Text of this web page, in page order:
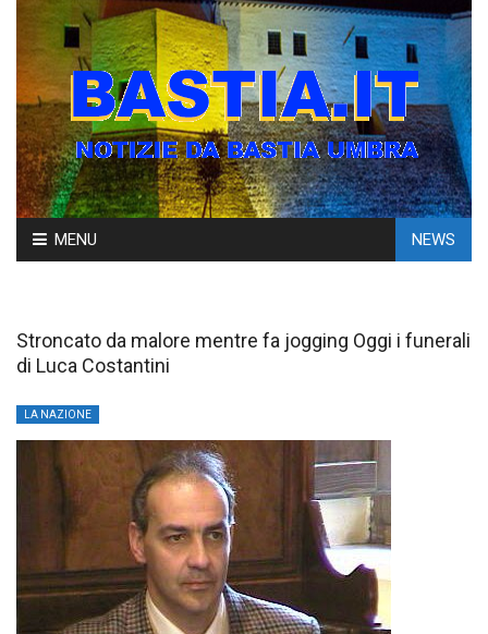
Skip
to
MENU NEWS
Stroncato da malore mentre fa jogging Oggi i funerali
di Luca Costantini
LA NAZIONE